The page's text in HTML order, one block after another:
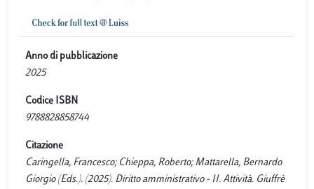
Anno di pubblicazione
2025
Codice ISBN
9788828858744
Citazione
Caringella, Francesco; Chieppa, Roberto; Mattarella, Bernardo
Giorgio (Eds.). (2025). Diritto amministrativo - II. Attività. Giuffrè